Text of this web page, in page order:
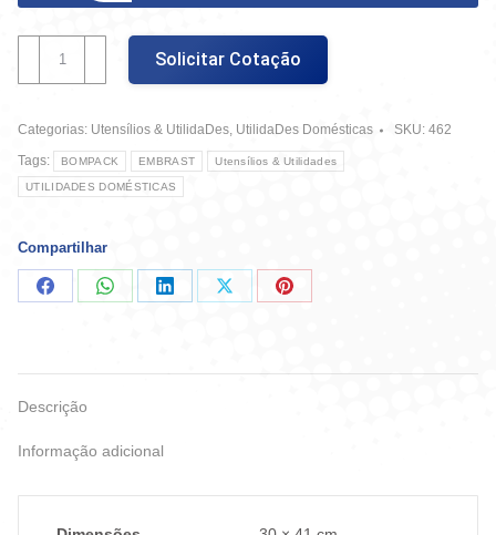
Assados
cm
-
Bompack
quantidade
Solicitar Cotação
Categorias: Utensílios & UtilidaDes, UtilidaDes Domésticas SKU: 462
Tags:
BOMPACK EMBRAST Utensílios & Utilidades
UTILIDADES DOMÉSTICAS
Compartilhar
CompartilharCompartilharCompartilharCompartilharCompartilhar
Descrição
Informação adicional